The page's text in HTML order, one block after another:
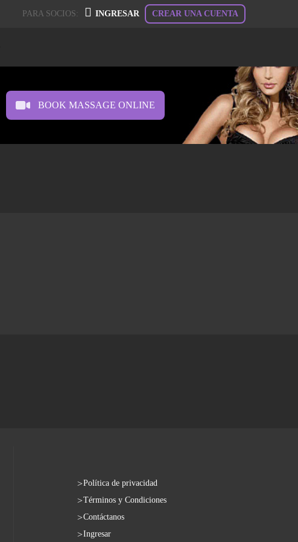
PARA SOCIOS: INGRESAR CREAR UNA CUENTA
BOOK MASSAGE ONLINE
Política de privacidad
Términos y Condiciones
Contáctanos
Ingresar